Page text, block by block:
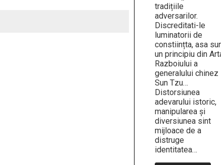
tradițiile
adversarilor.
Discreditati-le
luminatorii de
constiințta, asa
un principiu din
Razboiului a
generalului chinez
Sun Tzu…
Distorsiunea
adevarului istoric,
manipularea și
diversiunea sint
mijloace de a
distruge
identitatea…